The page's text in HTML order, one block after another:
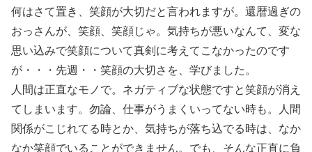
何はさて置き、笑顔が大切だと言われますが。還暦過ぎの
おっさんが、笑顔、笑顔じゃ。気持ちが悪いなんて、変な
思い込みで笑顔について真剣に考えてこなかったのです
が・・・先週・・笑顔の大切さを、学びました。
人間は正直なモノで。ネガティブな状態ですと笑顔が消え
てしまいます。勿論、仕事がうまくいってない時も。人間
関係がこじれてる時とか、気持ちが落ち込でる時は、なか
なか笑顔でいることができません。でも、そんな正直に負